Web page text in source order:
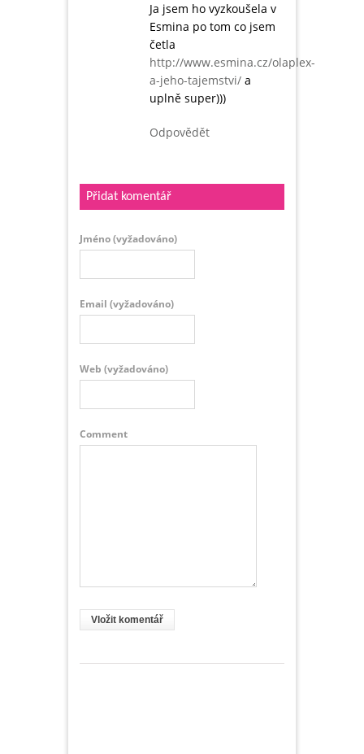
Ja jsem ho vyzkoušela v
Esmina po tom co jsem
četla
http://www.esmina.cz/olaplex-
a-jeho-tajemstvi/a
uplně super)))
Odpovědět
Přidat komentář
Jméno(vyžadováno)
Email (vyžadováno)
Web (vyžadováno)
Comment